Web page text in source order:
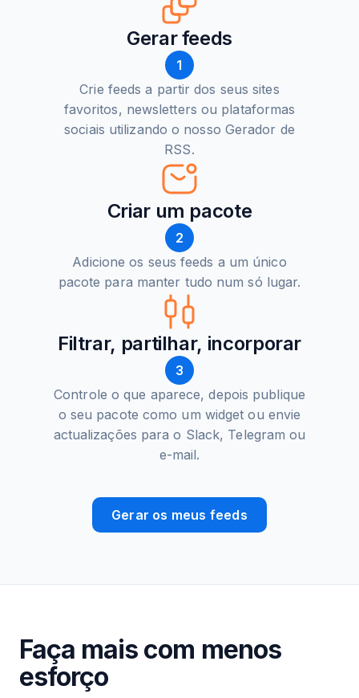
Gerar feeds
1
Crie feeds a partir dos seus sites
favoritos, newsletters ou plataformas
sociais utilizando o nosso Gerador de
RSS.
Criar um pacote
2
Adicione os seus feeds a um único
pacote para manter tudo num só lugar.
Filtrar, partilhar, incorporar
3
Controle o que aparece, depois publique
o seu pacote como um widget ou envie
actualizações para o Slack, Telegram ou
e-mail.
Gerar os meus feeds
Faça mais com menos
esforço